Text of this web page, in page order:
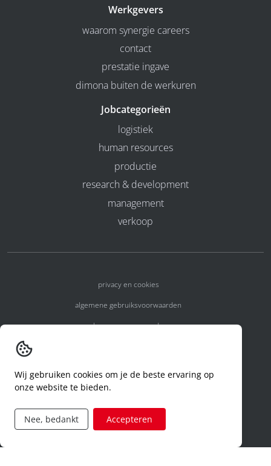
Werkgevers
waarom synergie careers
contact
prestatie ingave
dimona buiten de werkuren
Jobcategorieën
logistiek
human resources
productie
research & development
management
verkoop
privacy en cookies
algemene gebruiksvoorwaarden
algemene voorwaarden
code of conduct
aanvraag rechten ivm privacy
Wij gebruiken cookies om je de beste ervaring op
onze website te bieden.
Nee, bedankt Accepteren